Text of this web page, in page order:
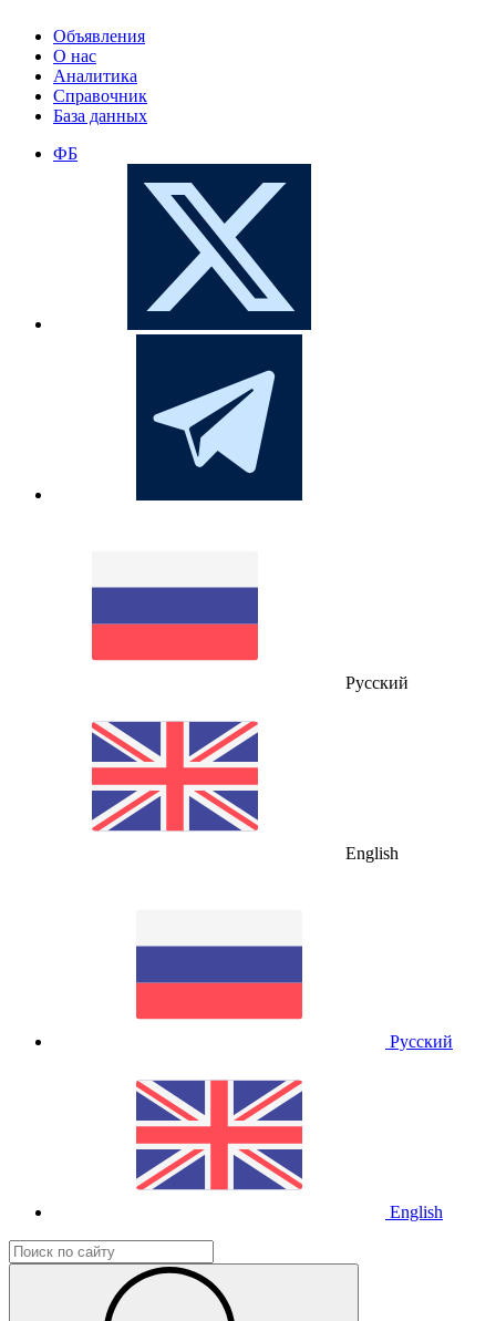
Объявления
О нас
Аналитика
Справочник
База данных
ФБ
Русский
English
Русский
English